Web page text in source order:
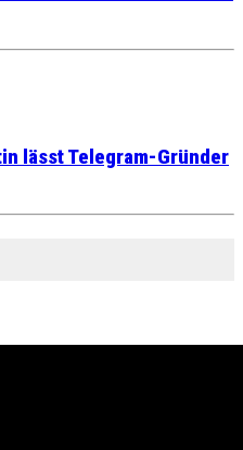
lässt Telegram-Gründer